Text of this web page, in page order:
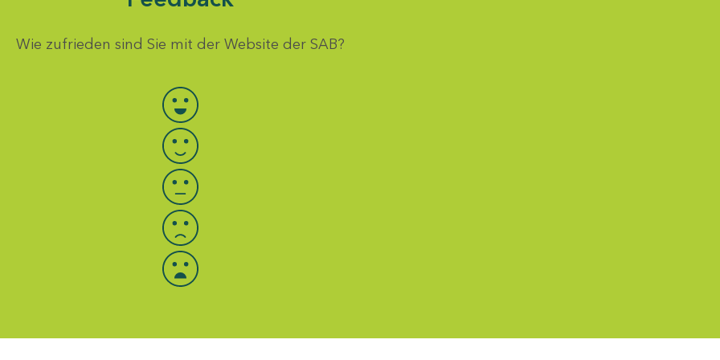
Wie zufrieden sind Sie mit der Website der SAB?
Bewertung auswählen